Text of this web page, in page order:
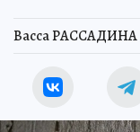
Васса РАССАДИНА